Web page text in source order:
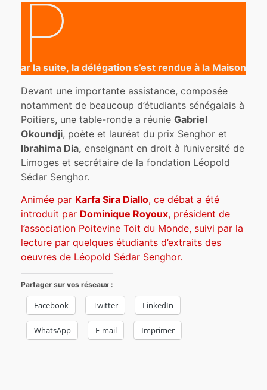
P
ar la suite, la délégation s’est rendue à la Maison
Devant une importante assistance, composée
notamment de beaucoup d’étudiants sénégalais à
Poitiers, une table-ronde a réunieGabriel
Okoundji, poète et lauréat du prix Senghor et
Ibrahima Dia, enseignant en droit à l’université de
Limoges et secrétaire de la fondation Léopold
Sédar Senghor.
Animée par Karfa Sira Diallo, ce débat a été
introduit par Dominique Royoux, président de
l’association Poitevine Toit du Monde, suivi par la
lecture par quelques étudiants d’extraits des
oeuvres de Léopold Sédar Senghor.
Partager sur vos réseaux :
Facebook Twitter LinkedIn
WhatsApp E-mail Imprimer